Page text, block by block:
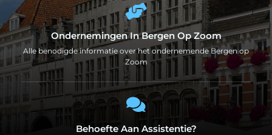
Ondernemingen In Bergen Op Zoom
Alle benodigde informatie over het ondernemende Bergen op
Zoom
Behoefte Aan Assistentie?